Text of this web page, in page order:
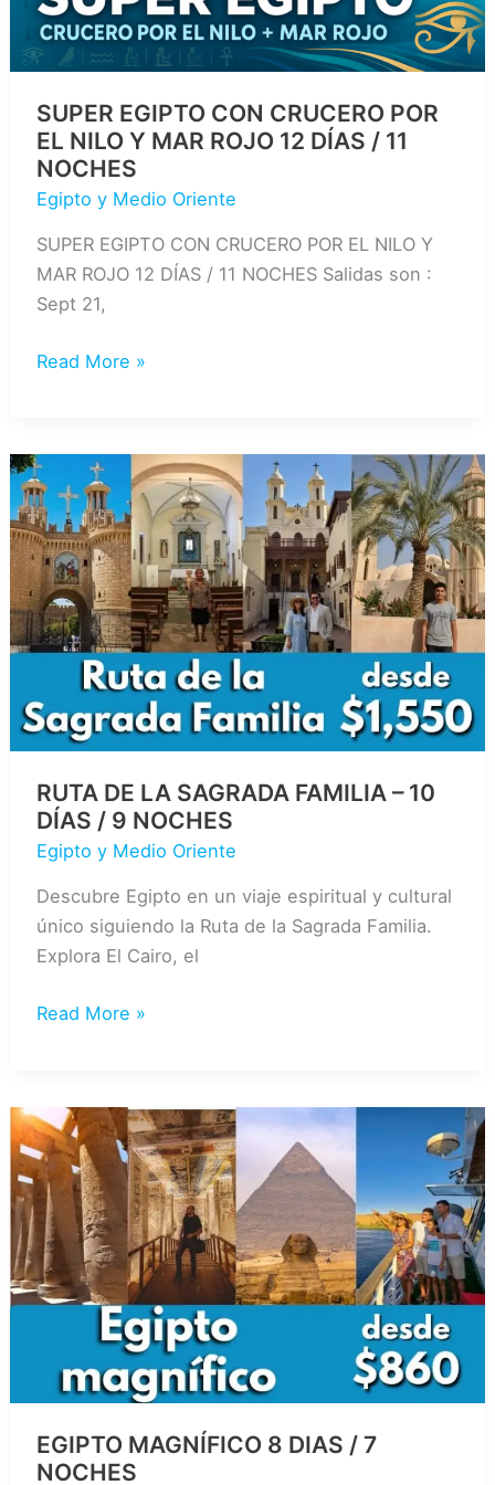
SUPER EGIPTO CON CRUCERO POR
EL NILO Y MAR ROJO 12 DÍAS / 11
NOCHES
Egipto y Medio Oriente
SUPER EGIPTO CON CRUCERO POR EL NILO Y
MAR ROJO 12 DÍAS / 11 NOCHES Salidas son :
Sept 21,
SUPER
CRUCERO
POR
EL
NILO
Y
MAR
ROJO
12
/
11
Read More »
RUTA DE LA SAGRADA FAMILIA – 10
DÍAS / 9 NOCHES
Egipto y Medio Oriente
Descubre Egipto en un viaje espiritual y cultural
único siguiendo la Ruta de la Sagrada Familia.
Explora El Cairo, el
RUTA
SAGRADA
FAMILIA
–
10
DÍAS
9
NOCHES
Read More »
EGIPTO MAGNÍFICO 8 DIAS / 7
NOCHES